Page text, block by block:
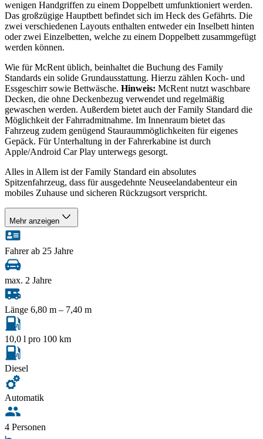
wenigen Handgriffen zu einem Doppelbett umfunktioniert werden.
Das großzügige Hauptbett befindet sich im Heck des Gefährts. Die
zwei verschiedenen Layouts enthalten entweder ein Inselbett hinten
oder zwei Einzelbetten, welche zu einem Doppelbett zusammgefügt
werden können.
Wie für McRent üblich, beinhaltet die Buchung des Family
Standards ein solide Grundausstattung. Hierzu zählen Koch- und
Essgeschirr sowie Bettwäsche. Hinweis: McRent nutzt waschbare
Decken, die ohne Deckenbezug verwendet und regelmäßig
gewaschen werden. Außerdem bietet auch der Family Standard die
Möglichkeit der Fahrradmitnahme. Im Innenraum bietet das
Fahrzeug zudem genügend Stauraummöglichkeiten für eigenes
Gepäck. Für Unterhaltung in der Fahrerkabine ist durch
Apple/Android Car Play unterwegs gesorgt.
Alles in Allem ist der Family Standard ein absolutes
Spitzenfahrzeug, dass für ausgedehnte Neuseelandabenteur ein
mobiles Zuhause und sicheren Rückzugsort verspricht.
Mehr anzeigen
Fahrer ab 25 Jahre
max. 2 Jahre
Länge 6,80 m – 7,40 m
10,0 l pro 100 km
Diesel
Automatik
4 Personen